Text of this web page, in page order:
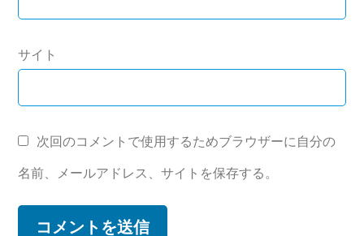
サイト
次回のコメントで使用するためブラウザーに自分の
名前、メールアドレス、サイトを保存する。